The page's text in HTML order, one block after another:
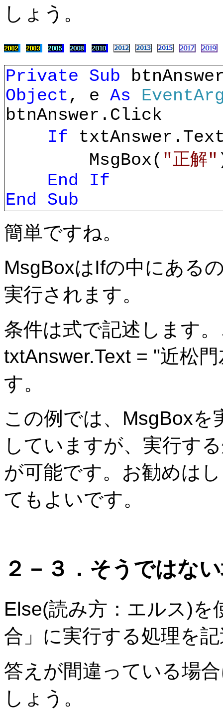
しょう。
Private Sub
Object , e As
btnAnswer.Click
If
MsgBox( "正解"
End If
End Sub
簡単ですね。
MsgBoxはIfの中にある
実行されます。
条件は式で記述します
txtAnswer.Text = "近松
す。
この例では、MsgBoxを
していますが、実行す
が可能です。お勧めは
てもよいです。
２－３．そうではな
Else(読み方：エルス)
合」に実行する処理を
答えが間違っている場
しょう。